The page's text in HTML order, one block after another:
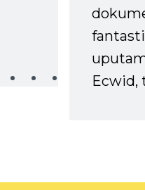
Ecwid,